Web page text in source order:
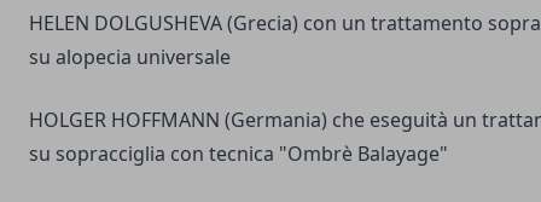
HELEN DOLGUSHEVA (Grecia) con un trattamento
su alopecia universale
HOLGER HOFFMANN (Germania) che eseguità un
su sopracciglia con tecnica "Ombrè Balayage"